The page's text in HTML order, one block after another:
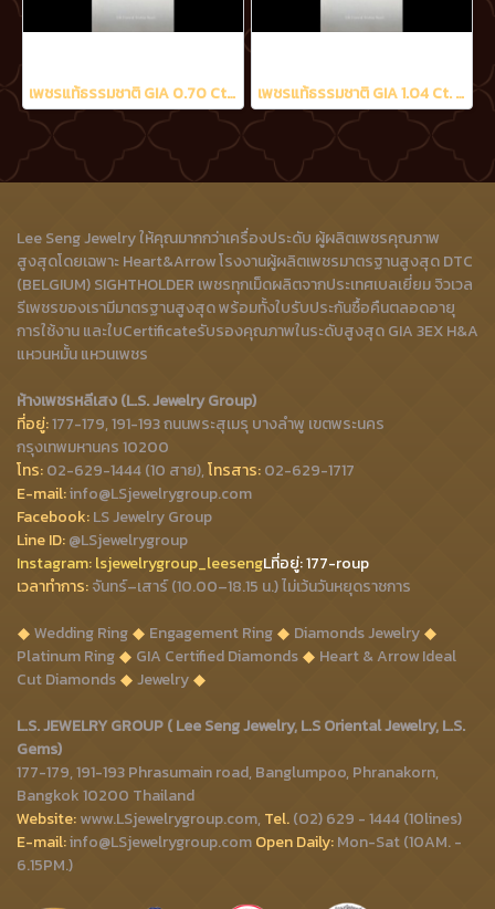
เพชรแท้ธรรมชาติ GIA 0.70 Ct. D/VS2 เพชรแท้ธรรมชาติ GIA 1.04 Ct. D/VS2
Lee Seng Jewelry ให้คุณมากกว่าเครื่องประดับ ผู้ผลิตเพชรคุณภาพ
สูงสุดโดยเฉพาะ Heart&Arrow โรงงานผู้ผลิตเพชรมาตรฐานสูงสุด DTC
(BELGIUM) SIGHTHOLDER เพชรทุกเม็ดผลิตจากประเทศเบลเยี่ยม จิวเวล
รีเพชรของเรามีมาตรฐานสูงสุด พร้อมทั้งใบรับประกันซื้อคืนตลอดอายุ
การใช้งาน และใบCertificateรับรองคุณภาพในระดับสูงสุด GIA 3EX H&A
แหวนหมั้น แหวนเพชร
ห้างเพชรหลีเสง (L.S. Jewelry Group)
ที่อยู่:177-179, 191-193 ถนนพระสุเมรุ บางลำพู เขตพระนคร
กรุงเทพมหานคร 10200
โทร:02-629-1444 (10 สาย),โทรสาร:02-629-1717
E-mail:info@LSjewelrygroup.com
Facebook:LS Jewelry Group
Line ID:@LSjewelrygroup
Instagram:lsjewelrygroup_leesengLที่อยู่: 177-roup
เวลาทำการ:จันทร์–เสาร์ (10.00–18.15 น.) ไม่เว้นวันหยุดราชการ
Wedding Ring
Engagement Ring
Diamonds Jewelry
Platinum Ring
GIA Certified Diamonds
Heart & Arrow Ideal
Cut Diamonds
Jewelry
L.S. JEWELRY GROUP ( Lee Seng Jewelry, L.S Oriental Jewelry, L.S.
Gems)
177-179, 191-193 Phrasumain road, Banglumpoo, Phranakorn,
Bangkok 10200 Thailand
Website:www.LSjewelrygroup.com, Tel.(02) 629 - 1444 (10lines)
E-mail:info@LSjewelrygroup.comOpen Daily:Mon-Sat (10AM. -
6.15PM.)